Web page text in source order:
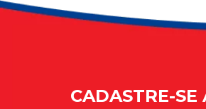
CADASTRE-SE